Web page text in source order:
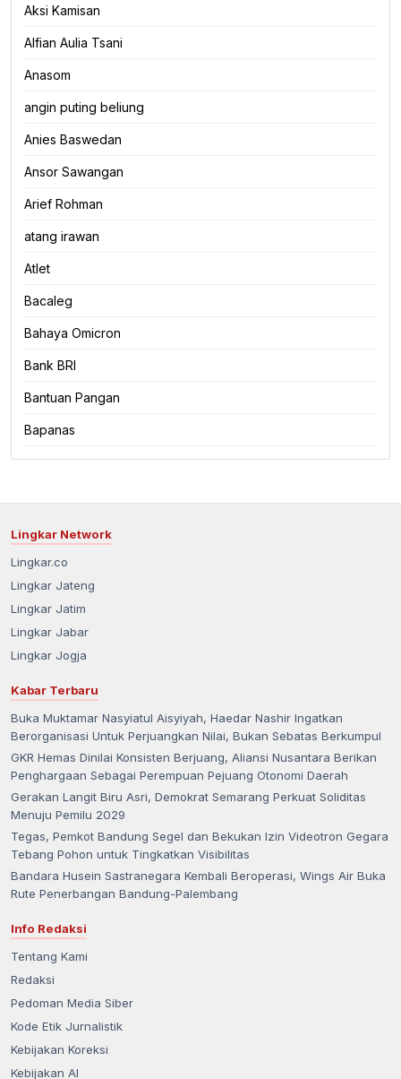
Aksi Kamisan
Alfian Aulia Tsani
Anasom
angin puting beliung
Anies Baswedan
Ansor Sawangan
Arief Rohman
atang irawan
Atlet
Bacaleg
Bahaya Omicron
Bank BRI
Bantuan Pangan
Bapanas
Lingkar Network
Lingkar.co
Lingkar Jateng
Lingkar Jatim
Lingkar Jabar
Lingkar Jogja
Kabar Terbaru
Buka Muktamar Nasyiatul Aisyiyah, Haedar Nashir Ingatkan
Berorganisasi Untuk Perjuangkan Nilai, Bukan Sebatas Berkumpul
GKR Hemas Dinilai Konsisten Berjuang, Aliansi Nusantara Berikan
Penghargaan Sebagai Perempuan Pejuang Otonomi Daerah
Gerakan Langit Biru Asri, Demokrat Semarang Perkuat Soliditas
Menuju Pemilu 2029
Tegas, Pemkot Bandung Segel dan Bekukan Izin Videotron Gegara
Tebang Pohon untuk Tingkatkan Visibilitas
Bandara Husein Sastranegara Kembali Beroperasi, Wings Air Buka
Rute Penerbangan Bandung-Palembang
Info Redaksi
Tentang Kami
Redaksi
Pedoman Media Siber
Kode Etik Jurnalistik
Kebijakan Koreksi
Kebijakan AI